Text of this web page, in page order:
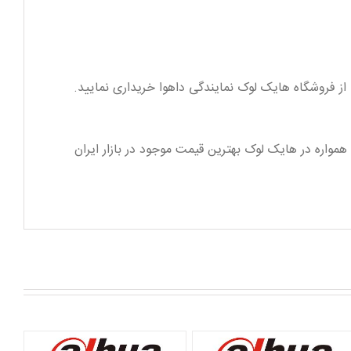
قیمت DH-IPC-HDW5431RP-ZE را همواره می توانید در این صفحه مشاهده نمایید. قیمت داهوا DH-IPC-HDW5431RP-ZE همواره در هایک لوک بهترین قیمت موجود در بازار ایران